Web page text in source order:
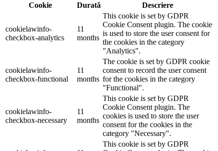
Cookie
Durată Descriere
cookielawinfo-
checkbox-analytics
11
months
This cookie is set by GDPR
Cookie Consent plugin. The cookie
is used to store the user consent for
the cookies in the category
"Analytics".
cookielawinfo-
checkbox-functional
11
months
The cookie is set by GDPR cookie
consent to record the user consent
for the cookies in the category
"Functional".
cookielawinfo-
checkbox-necessary
11
months
This cookie is set by GDPR
Cookie Consent plugin. The
cookies is used to store the user
consent for the cookies in the
category "Necessary".
This cookie is set by GDPR